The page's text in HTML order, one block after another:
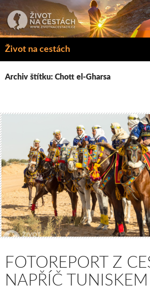
k
obsahu
Život na cestách
Hledat
Archiv štítku: Chott el-Gharsa
FOTOREPORT Z
NAPŘÍČ